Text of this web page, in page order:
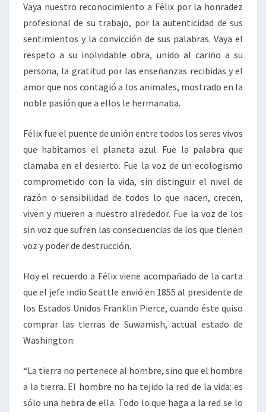
Vaya nuestro reconocimiento a Félix por la honradez
profesional de su trabajo, por la autenticidad de sus
sentimientos y la convicción de sus palabras. Vaya el
respeto a su inolvidable obra, unido al cariño a su
persona, la gratitud por las enseñanzas recibidas y el
amor que nos contagió a los animales, mostrado en la
noble pasión que a ellos le hermanaba.
Félix fue el puente de unión entre todos los seres vivos
que habitamos el planeta azul. Fue la palabra que
clamaba en el desierto. Fue la voz de un ecologismo
comprometido con la vida, sin distinguir el nivel de
razón o sensibilidad de todos lo que nacen, crecen,
viven y mueren a nuestro alrededor. Fue la voz de los
sin voz que sufren las consecuencias de los que tienen
voz y poder de destrucción.
Hoy el recuerdo a Félix viene acompañado de la carta
que el jefe indio Seattle envió en 1855 al presidente de
los Estados Unidos Franklin Pierce, cuando éste quiso
comprar las tierras de Suwamish, actual estado de
Washington:
“La tierra no pertenece al hombre, sino que el hombre
a la tierra. El hombre no ha tejido la red de la vida: es
sólo una hebra de ella. Todo lo que haga a la red se lo